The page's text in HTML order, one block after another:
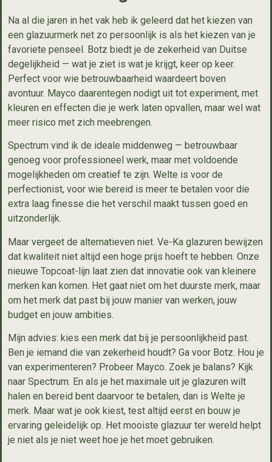
Na al die jaren in het vak heb ik geleerd dat het kiezen van
een glazuurmerk net zo persoonlijk is als het kiezen van je
favoriete penseel. Botz biedt je de zekerheid van Duitse
degelijkheid — wat je ziet is wat je krijgt, keer op keer.
Perfect voor wie betrouwbaarheid waardeert boven
avontuur. Mayco daarentegen nodigt uit tot experiment, met
kleuren en effecten die je werk laten opvallen, maar wel wat
meer risico met zich meebrengen.
Spectrum vind ik de ideale middenweg — betrouwbaar
genoeg voor professioneel werk, maar met voldoende
mogelijkheden om creatief te zijn. Welte is voor de
perfectionist, voor wie bereid is meer te betalen voor die
extra laag finesse die het verschil maakt tussen goed en
uitzonderlijk.
Maar vergeet de alternatieven niet. Ve-Ka glazuren bewijzen
dat kwaliteit niet altijd een hoge prijs hoeft te hebben. Onze
nieuwe Topcoat-lijn laat zien dat innovatie ook van kleinere
merken kan komen. Het gaat niet om het duurste merk, maar
om het merk dat past bij jouw manier van werken, jouw
budget en jouw ambities.
Mijn advies: kies een merk dat bij je persoonlijkheid past.
Ben je iemand die van zekerheid houdt? Ga voor Botz. Hou je
van experimenteren? Probeer Mayco. Zoek je balans? Kijk
naar Spectrum. En als je het maximale uit je glazuren wilt
halen en bereid bent daarvoor te betalen, dan is Welte je
merk. Maar wat je ook kiest, test altijd eerst en bouw je
ervaring geleidelijk op. Het mooiste glazuur ter wereld helpt
je niet als je niet weet hoe je het moet gebruiken.